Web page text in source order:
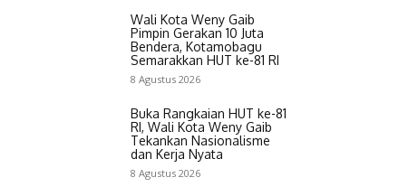
Wali Kota Weny Gaib
Pimpin Gerakan 10 Juta
Bendera, Kotamobagu
Semarakkan HUT ke-81 RI
8 Agustus 2026
Buka Rangkaian HUT ke-81
RI, Wali Kota Weny Gaib
Tekankan Nasionalisme
dan Kerja Nyata
8 Agustus 2026